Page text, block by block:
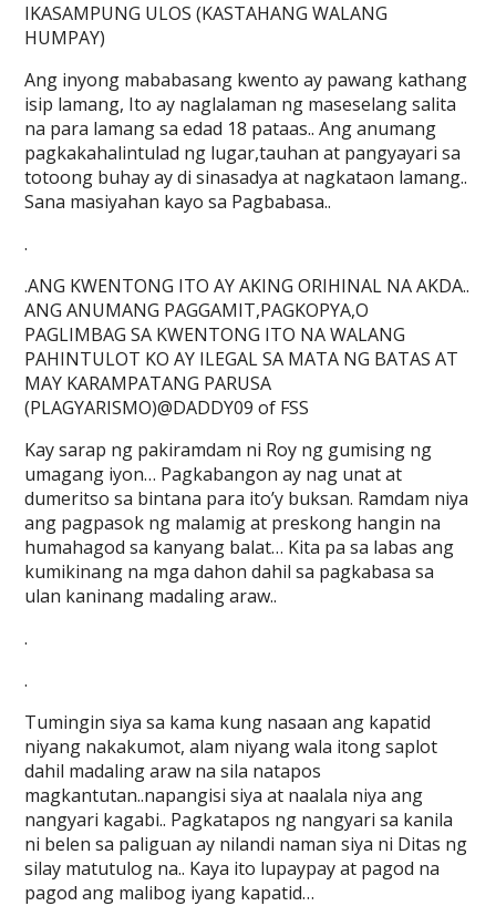
IKASAMPUNG ULOS (KASTAHANG WALANG
HUMPAY)
Ang inyong mababasang kwento ay pawang kathang
isip lamang, Ito ay naglalaman ng maseselang salita
na para lamang sa edad 18 pataas.. Ang anumang
pagkakahalintulad ng lugar,tauhan at pangyayari sa
totoong buhay ay di sinasadya at nagkataon lamang..
Sana masiyahan kayo sa Pagbabasa..
.
.ANG KWENTONG ITO AY AKING ORIHINAL NA AKDA..
ANG ANUMANG PAGGAMIT,PAGKOPYA,O
PAGLIMBAG SA KWENTONG ITO NA WALANG
PAHINTULOT KO AY ILEGAL SA MATA NG BATAS AT
MAY KARAMPATANG PARUSA
(PLAGYARISMO)@DADDY09 of FSS
Kay sarap ng pakiramdam ni Roy ng gumising ng
umagang iyon… Pagkabangon ay nag unat at
dumeritso sa bintana para ito’y buksan. Ramdam niya
ang pagpasok ng malamig at preskong hangin na
humahagod sa kanyang balat… Kita pa sa labas ang
kumikinang na mga dahon dahil sa pagkabasa sa
ulan kaninang madaling araw..
.
.
Tumingin siya sa kama kung nasaan ang kapatid
niyang nakakumot, alam niyang wala itong saplot
dahil madaling araw na sila natapos
magkantutan..napangisi siya at naalala niya ang
nangyari kagabi.. Pagkatapos ng nangyari sa kanila
ni belen sa paliguan ay nilandi naman siya ni Ditas ng
silay matutulog na.. Kaya ito lupaypay at pagod na
pagod ang malibog iyang kapatid…